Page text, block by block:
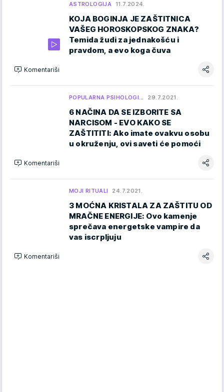
ASTROLOGIJA 11.7.2024.
KOJA BOGINJA JE ZAŠTITNICA
VAŠEG HOROSKOPSKOG ZNAKA?
Temida žudi za jednakošću i
pravdom, a evo koga čuva
Komentariši
POPULARNA PSIHOLOGI… 29.7.2021.
6 NAČINA DA SE IZBORITE SA
NARCISOM - EVO KAKO SE
ZAŠTITITI: Ako imate ovakvu osobu
u okruženju, ovi saveti će pomoći
Komentariši
MOJI RITUALI 24.7.2021.
3 MOĆNA KRISTALA ZA ZAŠTITU OD
MRAČNE ENERGIJE: Ovo kamenje
sprečava energetske vampire da
vas iscrpljuju
Komentariši